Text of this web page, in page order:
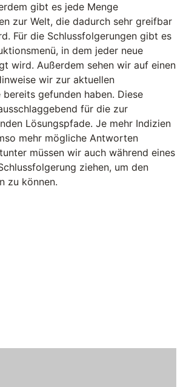
gibt es jede Menge
zur Welt, die dadurch sehr greifbar
Für die Schlussfolgerungen gibt es
in dem jeder neue
wird. Außerdem sehen wir auf einen
wir zur aktuellen
gefunden haben. Diese
für die zur
Lösungspfade. Je mehr Indizien
mehr mögliche Antworten
müssen wir auch während eines
ziehen, um den
zu können.